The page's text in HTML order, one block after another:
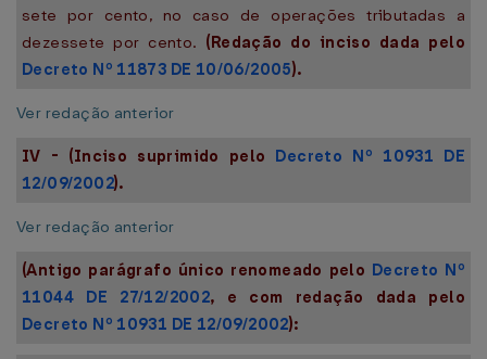
sete por cento, no caso de operações tributadas a
dezessete por cento. (Redação do inciso dada pelo
Decreto Nº 11873 DE 10/06/2005).
Ver redação anterior
IV - (Inciso suprimido pelo Decreto Nº 10931 DE
12/09/2002).
Ver redação anterior
(Antigo parágrafo único renomeado pelo Decreto Nº
11044 DE 27/12/2002, e com redação dada pelo
Decreto Nº 10931 DE 12/09/2002):